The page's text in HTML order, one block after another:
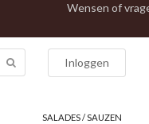
Wensen of
Inloggen
SALADES / SAUZEN